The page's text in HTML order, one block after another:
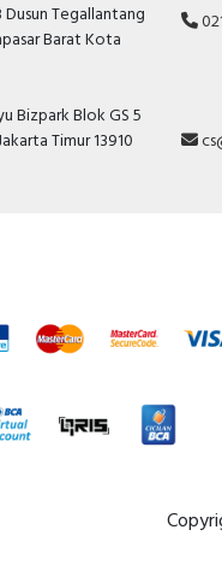
Dusun Tegallantang
Barat Kota
Bizpark Blok GS 5
Timur 13910